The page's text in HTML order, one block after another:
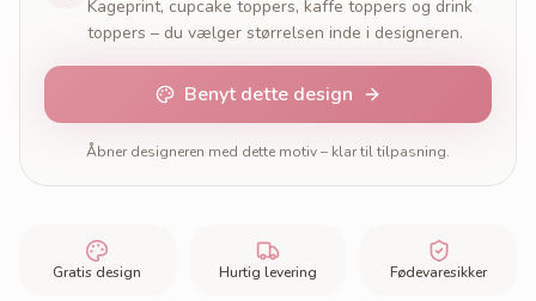
Kageprint, cupcake toppers, kaffe toppers og drink
toppers – du vælger størrelsen inde i designeren.
Benyt dette design
Åbner designeren med dette motiv – klar til tilpasning.
Gratis design Hurtig levering Fødevaresikker